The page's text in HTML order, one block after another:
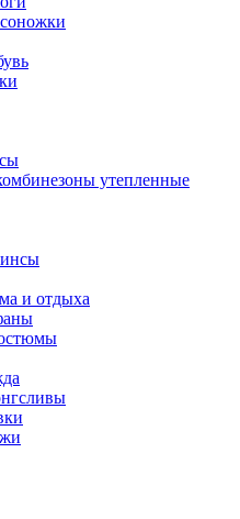
утепленные
и отдыха